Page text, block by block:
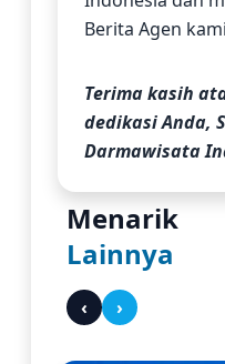
Berita Agen
Terima kasih
dedikasi Anda,
Darmawisata
Menarik
Lainnya
‹ ›